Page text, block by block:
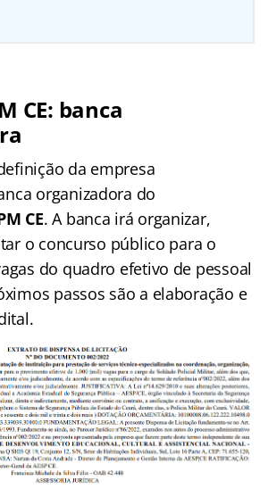
CE: banca
da empresa
organizadora do
CE. A banca irá organizar,
o concurso público para o
do quadro efetivo de pessoal
passos são a elaboração e